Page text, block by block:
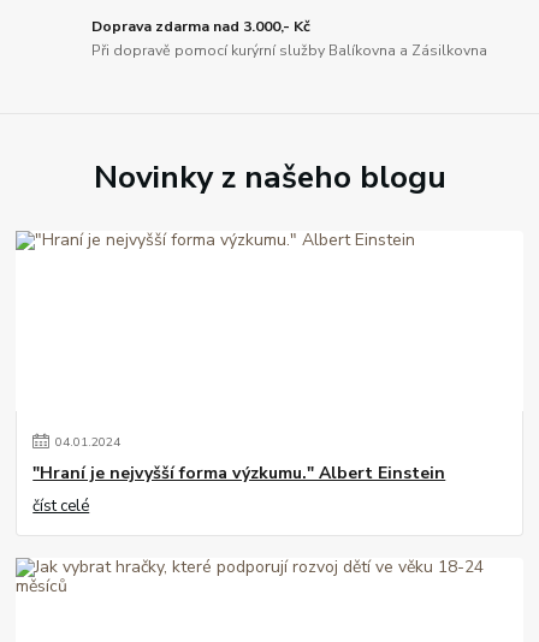
Doprava zdarma nad 3.000,- Kč
Při dopravě pomocí kurýrní služby Balíkovna a Zásilkovna
Novinky z našeho blogu
04.01.2024
"Hraní je nejvyšší forma výzkumu." Albert Einstein
číst celé